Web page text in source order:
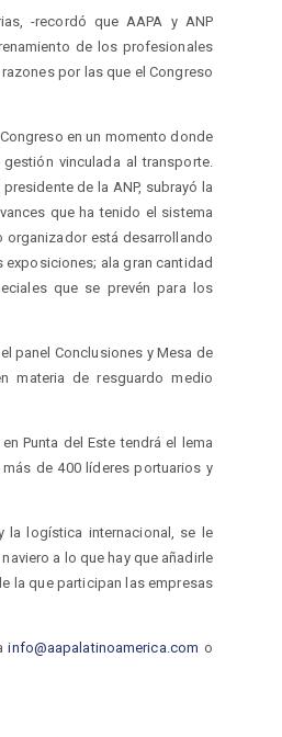
-recordó que AAPA y ANP
de los profesionales
por las que el Congreso
en un momento donde
vinculada al transporte.
de la ANP, subrayó la
que ha tenido el sistema
organizador está desarrollando
ala gran cantidad
que se prevén para los
panel Conclusiones y Mesa de
materia de resguardo medio
Punta del Este tendrá el lema
de 400 líderes portuarios y
la logística internacional, se le
a lo que hay que añadirle
la que participan las empresas
info@aapalatinoamerica.com o